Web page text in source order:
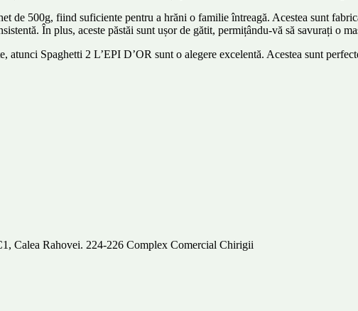
de 500g, fiind suficiente pentru a hrăni o familie întreagă. Acestea sunt
În plus, aceste păstăi sunt ușor de gătit, permițându-vă să savurați o
atunci Spaghetti 2 L’EPI D’OR sunt o alegere excelentă. Acestea sunt
Calea Rahovei. 224-226 Complex Comercial Chirigii